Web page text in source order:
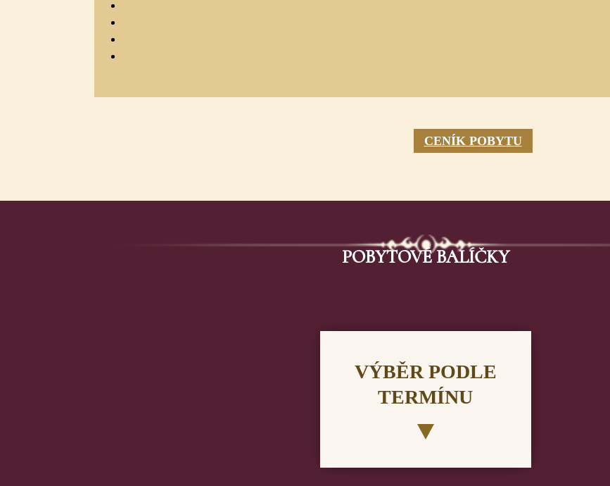
CENÍK POBYTU
POBYTOVÉ BALÍČKY
VÝBĚR PODLE
TERMÍNU